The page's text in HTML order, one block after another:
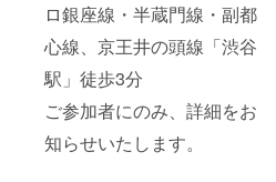
ロ銀座線・半蔵門線・副都
心線、京王井の頭線「渋谷
駅」徒歩3分
ご参加者にのみ、詳細をお
知らせいたします。